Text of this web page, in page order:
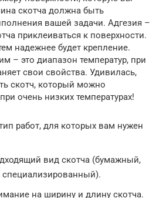
скотча должна быть
вашей задачи. Адгезия –
приклеиваться к поверхности.
надежнее будет крепление.
– это диапазон температур, при
свои свойства. Удивилась,
скотч, который можно
очень низких температурах!
работ, для которых вам нужен
вид скотча (бумажный,
специализированный).
на ширину и длину скотча.